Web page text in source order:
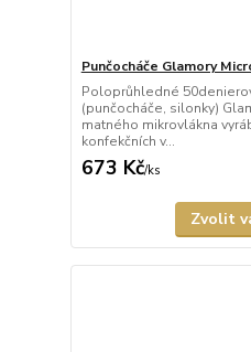
Punčocháče Glamory
Poloprůhledné
(punčocháče, silonky)
matného mikrovlákna
konfekčních v...
673 Kč/ks
Zvolit